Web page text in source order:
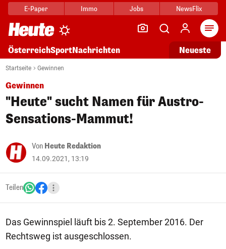
E-Paper Immo Jobs NewsFlix
ÖsterreichSportNachrichten Neueste
Startseite Gewinnen
Gewinnen
"Heute" sucht Namen für Austro-
Sensations-Mammut!
Von Heute Redaktion
14.09.2021, 13:19
Teilen
Das Gewinnspiel läuft bis 2. September 2016. Der
Rechtsweg ist ausgeschlossen.